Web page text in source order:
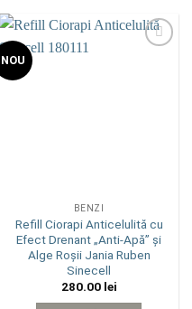
NOU
BENZI
Refill Ciorapi Anticelulită cu
Efect Drenant „Anti-Apă” și
Alge Roșii Jania Ruben
Sinecell
280.00 lei